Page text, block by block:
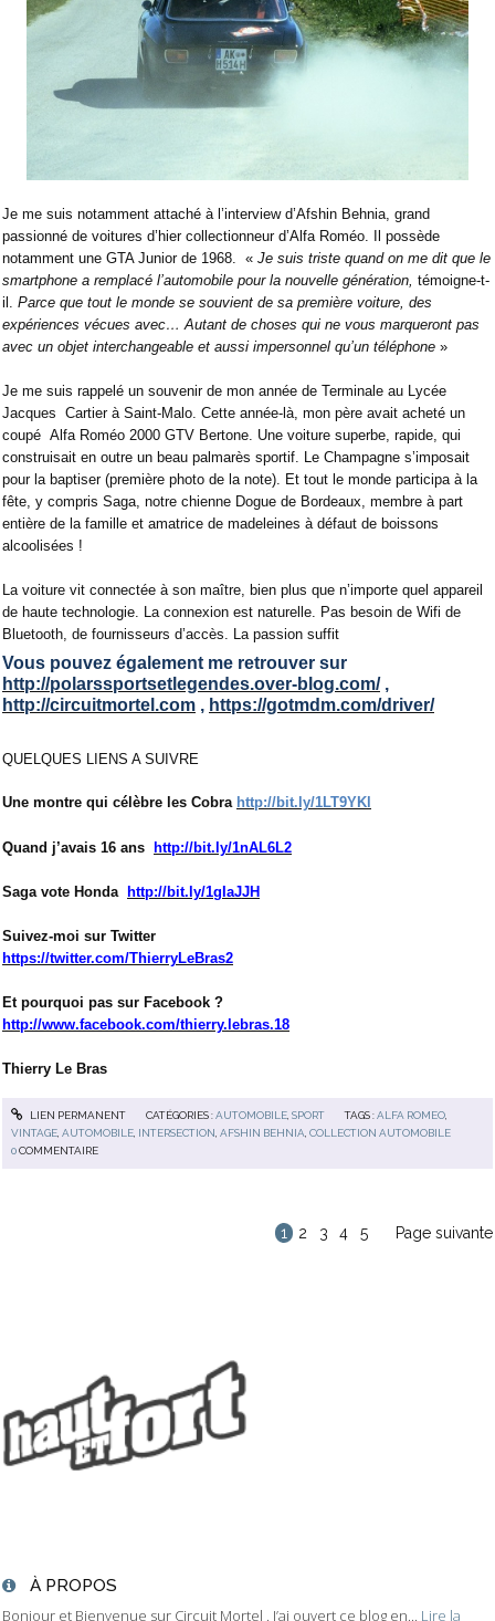
À PROPOS
Bonjour et Bienvenue sur Circuit Mortel . J’ai ouvert ce blog en... Lire la
Je me suis notamment attaché à l’interview d’Afshin Behnia, grand
passionné de voitures d’hier collectionneur d’Alfa Roméo. Il possède
notamment une GTA Junior de 1968.
« Je suis triste quand on me dit que le
smartphone a remplacé l’automobile pour la nouvelle génération, témoigne-t-
il. Parce que tout le monde se souvient de sa première voiture, des
expériences vécues avec… Autant de choses qui ne vous marqueront pas
avec un objet interchangeable et aussi impersonnel qu’un téléphone »
Je me suis rappelé un souvenir de mon année de Terminale au Lycée
Jacques Cartier à Saint-Malo. Cette année-là, mon père avait acheté un
coupé Alfa Roméo 2000 GTV Bertone. Une voiture superbe, rapide, qui
construisait en outre un beau palmarès sportif. Le Champagne s’imposait
pour la baptiser (première photo de la note). Et tout le monde participa à la
fête, y compris Saga, notre chienne Dogue de Bordeaux, membre à part
entière de la famille et amatrice de madeleines à défaut de boissons
alcoolisées !
La voiture vit connectée à son maître, bien plus que n’importe quel appareil
de haute technologie. La connexion est naturelle. Pas besoin de Wifi de
Bluetooth, de fournisseurs d’accès. La passion suffit
Vous pouvez également me retrouver sur
http://polarssportsetlegendes.over-blog.com/,
http://circuitmortel.com , https://gotmdm.com/driver/
QUELQUES LIENS A SUIVRE
Une montre qui célèbre les Cobra http://bit.ly/1LT9YKl
Quand j’avais 16 ans http://bit.ly/1nAL6L2
Saga vote Honda http://bit.ly/1gIaJJH
Suivez-moi sur Twitter
https://twitter.com/ThierryLeBras2
Et pourquoi pas sur Facebook ?
http://www.facebook.com/thierry.lebras.18
Thierry Le Bras
LIEN PERMANENT CATÉGORIES :AUTOMOBILE, SPORT TAGS :ALFA ROMEO
VINTAGE ,AUTOMOBILE INTERSECTION ,AFSHIN BEHNIA ,COLLECTION AUTOMOBILE
0COMMENTAIRE
1 2 3 4 5 Page suivante